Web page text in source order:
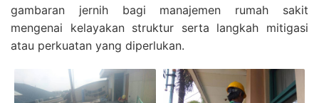
gambaran jernih bagi manajemen rumah sakit
mengenai kelayakan struktur serta langkah mitigasi
atau perkuatan yang diperlukan.